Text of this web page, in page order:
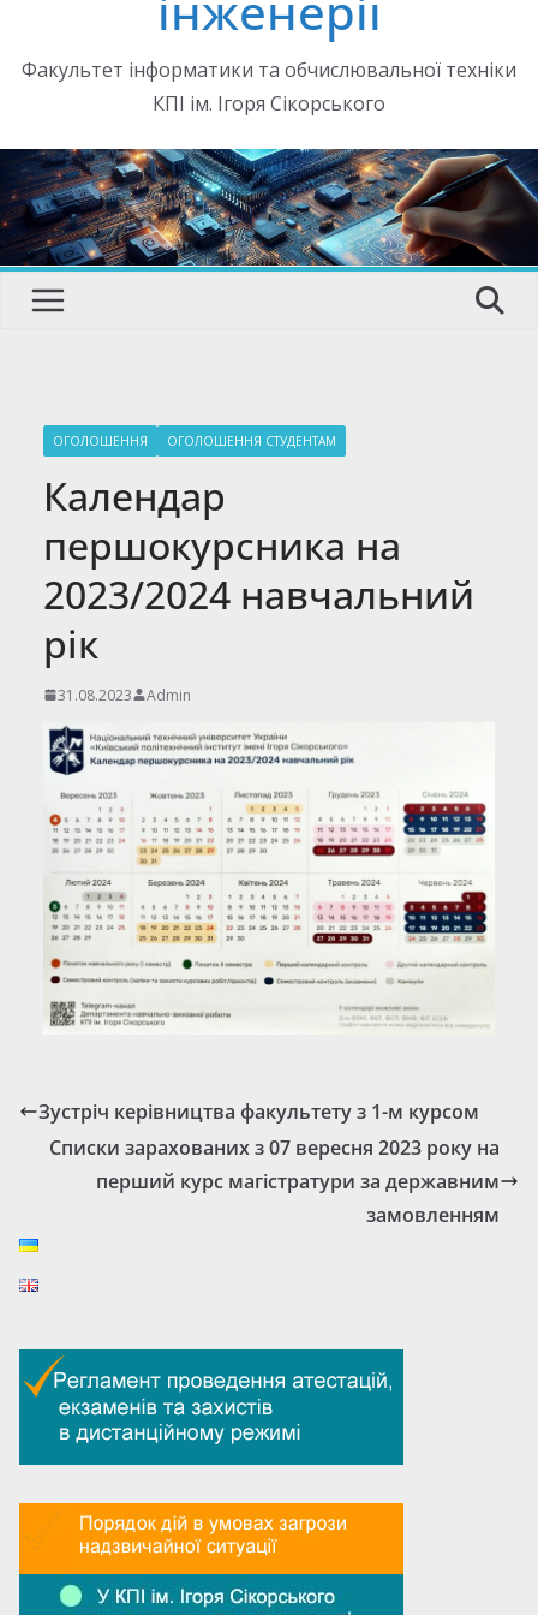
Факультет інформатики та обчислювальної техніки
КПІ ім. Ігоря Сікорського
ОГОЛОШЕННЯ ОГОЛОШЕННЯ СТУДЕНТАМ
Календар
першокурсника на
2023/2024 навчальний
рік
31.08.2023 Admin
Зустріч керівництва факультету з 1-м курсом
Списки зарахованих з 07 вересня 2023 року на
перший курс магістратури за державним
замовленням